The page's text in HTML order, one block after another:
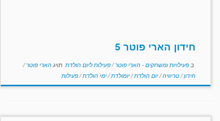
חידון הארי פוטר 5
ב פעילויות ומשחקים - הארי פוטר/פעילות ליום הולדת תויג הארי פוטר/
חידון/טריוויה/יום הולדת/יומולדת/ימי הולדת/פעילות